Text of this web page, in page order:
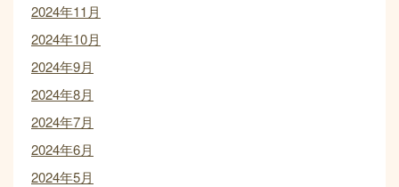
2024年11月
2024年10月
2024年9月
2024年8月
2024年7月
2024年6月
2024年5月